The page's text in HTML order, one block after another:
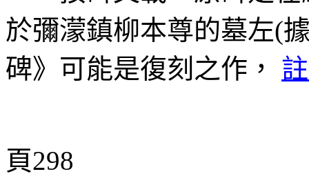
於彌濛鎮柳本尊的墓左(
碑》可能是復刻之作，
頁298